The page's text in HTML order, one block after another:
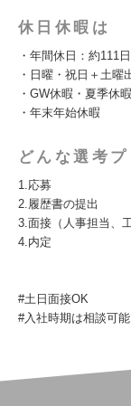
休日休暇は
・年間休日：約111
・日曜・祝日＋土曜
・GW休暇・夏季休
・年末年始休暇
どんな選考
1.応募
2.履歴書の提出
3.面接（人事担当、
4.内定
#土日面接OK
#入社時期は相談可能